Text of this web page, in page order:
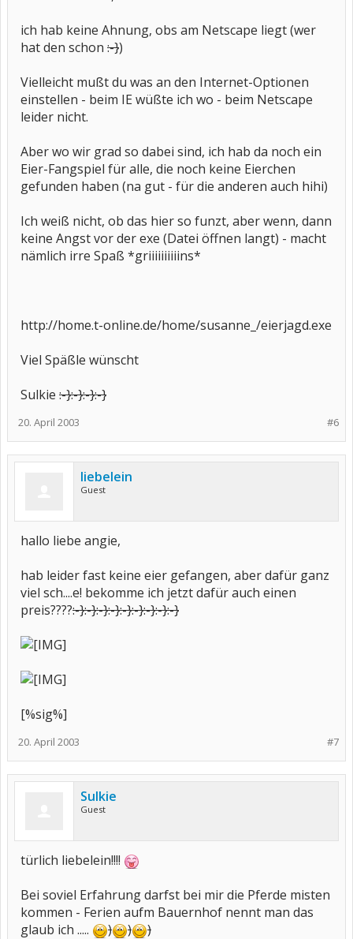
ich hab keine Ahnung, obs am Netscape liegt (wer
hat den schon :-})
Vielleicht mußt du was an den Internet-Optionen
einstellen - beim IE wüßte ich wo - beim Netscape
leider nicht.
Aber wo wir grad so dabei sind, ich hab da noch ein
Eier-Fangspiel für alle, die noch keine Eierchen
gefunden haben (na gut - für die anderen auch hihi)
Ich weiß nicht, ob das hier so funzt, aber wenn, dann
keine Angst vor der exe (Datei öffnen langt) - macht
nämlich irre Spaß *griiiiiiiiiins*
http://home.t-online.de/home/susanne_/eierjagd.exe
Viel Späßle wünscht
Sulkie :-}:-}:-}:-}
#6
20. April 2003
liebelein
Guest
hallo liebe angie,
hab leider fast keine eier gefangen, aber dafür ganz
viel sch....e! bekomme ich jetzt dafür auch einen
preis????:-}:-}:-}:-}:-}:-}:-}:-}:-}
[%sig%]
#7
20. April 2003
Sulkie
Guest
türlich liebelein!!!!
Bei soviel Erfahrung darfst bei mir die Pferde misten
kommen - Ferien aufm Bauernhof nennt man das
glaub ich .....
) )
)